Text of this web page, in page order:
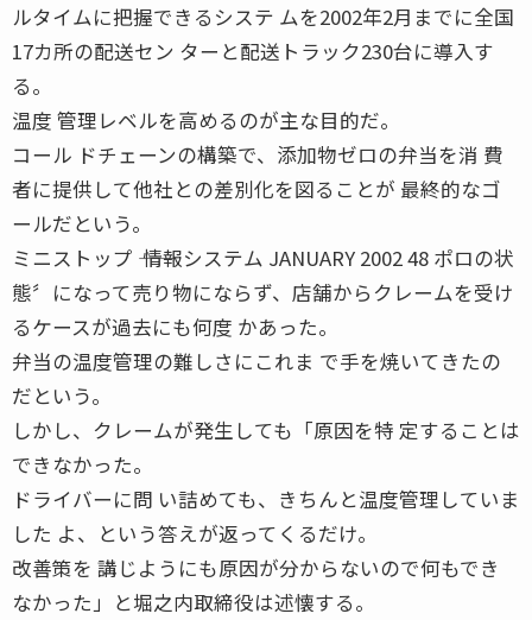
ルタイムに把握できるシステ ムを2002年2月までに全国
17カ所の配送セン ターと配送トラック230台に導入す
る。
温度 管理レベルを高めるのが主な目的だ。
コール ドチェーンの構築で、添加物ゼロの弁当を消 費
者に提供して他社との差別化を図ることが 最終的なゴ
ールだという。
ミニストップ ―― 情報システム JANUARY 2002 48 ポロの状
態〞になって売り物にならず、店舗からクレームを受け
るケースが過去にも何度 かあった。
弁当の温度管理の難しさにこれま で手を焼いてきたの
だという。
しかし、クレームが発生しても「原因を特 定することは
できなかった。
ドライバーに問 い詰めても、きちんと温度管理していま
した よ、という答えが返ってくるだけ。
改善策を 講じようにも原因が分からないので何もでき
なかった」と堀之内取締役は述懐する。